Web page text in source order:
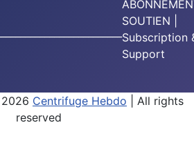
SOUTIEN |
Subscription
Support
Centrifuge Hebdo | All rights
reserved